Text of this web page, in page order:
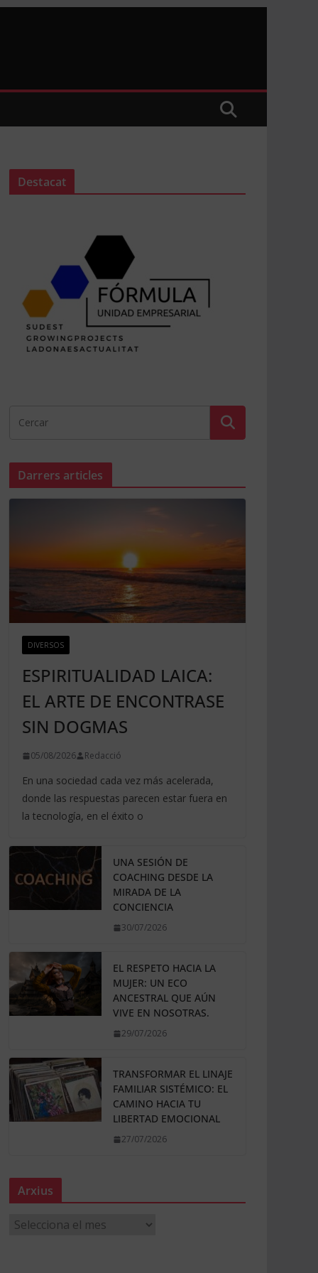
Destacat
Darrers articles
DIVERSOS
ESPIRITUALIDAD LAICA:
EL ARTE DE ENCONTRASE
SIN DOGMAS
05/08/2026 Redacció
En una sociedad cada vez más acelerada,
donde las respuestas parecen estar fuera en
la tecnología, en el éxito o
UNA SESIÓN DE
COACHING DESDE LA
MIRADA DE LA
CONCIENCIA
30/07/2026
EL RESPETO HACIA LA
MUJER: UN ECO
ANCESTRAL QUE AÚN
VIVE EN NOSOTRAS.
29/07/2026
TRANSFORMAR EL LINAJE
FAMILIAR SISTÉMICO: EL
CAMINO HACIA TU
LIBERTAD EMOCIONAL
27/07/2026
Arxius